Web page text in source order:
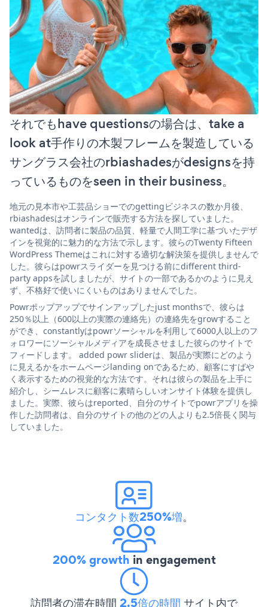
それでもhave questionsの場合は、take a
look at手作りの木製フレームを製造している
サングラス会社のrbiashadesがdesignsを持
っているものをseen in their business。
地元の見本市や工芸品ショーでのgettingビジネスの数か月後、
rbiashadesはオンラインで販売する方法を探していました。
wantedは、訪問者に製品の品質、軽量で人間工学に基づいたデザ
インを視覚的に魅力的な方法で示します。彼らのTwenty Fifteen
WordPress Themeはこれに対する適切な解決策を提供しませんで
した。彼らはpowrスライダーを見つける前にdifferent third-
party appsを試しましたが、サイトの一部であるかのように見え
ず、不格好で使いにくいものはありませんでした。
Powrポップアップでサインアップしたjust monthsで、彼らは
250％以上（600以上の実際の連絡先）の連絡先をgrowすること
ができ、constantlyはpowrソーシャルを利用して6000人以上のフ
ォロワーにソーシャルメディアを成長させました彼らのサイトで
フィードします。 added powr sliderは、製品が実際にどのよう
に見えるかをホームページlanding onであるため、顧客にすばや
く表示するための視覚的な方法です。それは彼らの製品を上手に
紹介し、シームレスに顧客に素晴らしいオンサイト体験を提供し
ました。実際、彼らはreported、自分のサイトでpowrアプリを操
作した訪問者は、自分のサイトの他のどの人よりも2.5倍長く関与
していました。
コンタクト数250%増。
200% growth in engagement
訪問者の滞在時間 2.5倍の時間 サイト内で